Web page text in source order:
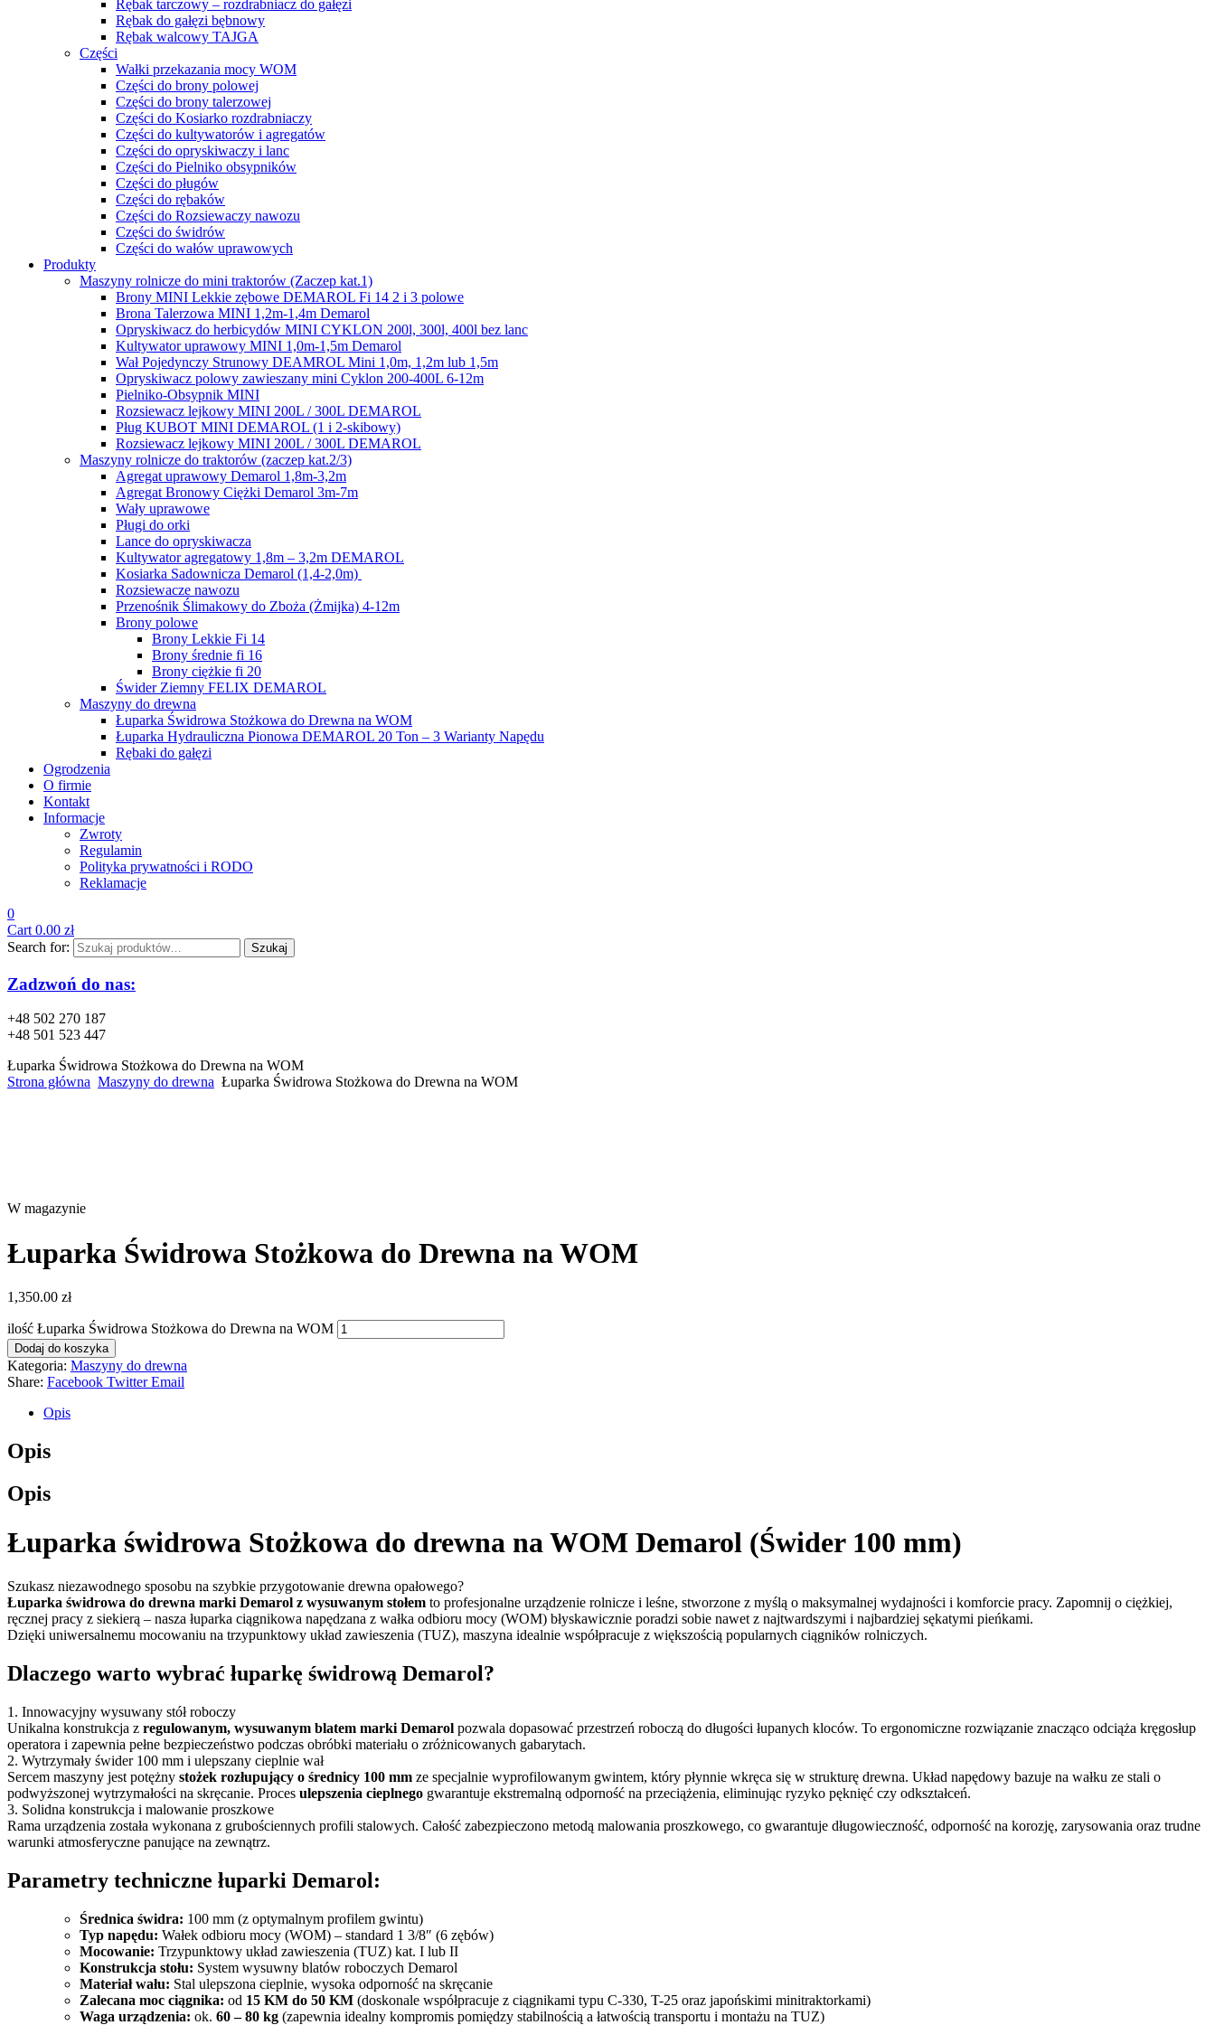
Rębak tarczowy – rozdrabniacz do gałęzi
Rębak do gałęzi bębnowy
Rębak walcowy TAJGA
Części
Wałki przekazania mocy WOM
Części do brony polowej
Części do brony talerzowej
Części do Kosiarko rozdrabniaczy
Części do kultywatorów i agregatów
Części do opryskiwaczy i lanc
Części do Pielniko obsypników
Części do pługów
Części do rębaków
Części do Rozsiewaczy nawozu
Części do świdrów
Części do wałów uprawowych
Produkty
Maszyny rolnicze do mini traktorów (Zaczep kat.1)
Brony MINI Lekkie zębowe DEMAROL Fi 14 2 i 3 polowe
Brona Talerzowa MINI 1,2m-1,4m Demarol
Opryskiwacz do herbicydów MINI CYKLON 200l, 300l, 400l bez lanc
Kultywator uprawowy MINI 1,0m-1,5m Demarol
Wał Pojedynczy Strunowy DEAMROL Mini 1,0m, 1,2m lub 1,5m
Opryskiwacz polowy zawieszany mini Cyklon 200-400L 6-12m
Pielniko-Obsypnik MINI
Rozsiewacz lejkowy MINI 200L / 300L DEMAROL
Pług KUBOT MINI DEMAROL (1 i 2-skibowy)
Rozsiewacz lejkowy MINI 200L / 300L DEMAROL
Maszyny rolnicze do traktorów (zaczep kat.2/3)
Agregat uprawowy Demarol 1,8m-3,2m
Agregat Bronowy Ciężki Demarol 3m-7m
Wały uprawowe
Pługi do orki
Lance do opryskiwacza
Kultywator agregatowy 1,8m – 3,2m DEMAROL
Kosiarka Sadownicza Demarol (1,4-2,0m)
Rozsiewacze nawozu
Przenośnik Ślimakowy do Zboża (Żmijka) 4-12m
Brony polowe
Brony Lekkie Fi 14
Brony średnie fi 16
Brony ciężkie fi 20
Świder Ziemny FELIX DEMAROL
Maszyny do drewna
Łuparka Świdrowa Stożkowa do Drewna na WOM
Łuparka Hydrauliczna Pionowa DEMAROL 20 Ton – 3 Warianty Napędu
Rębaki do gałęzi
Ogrodzenia
O firmie
Kontakt
Informacje
Zwroty
Regulamin
Polityka prywatności i RODO
Reklamacje
0
Cart 0.00 zł
Search for:
Szukaj
Zadzwoń do nas:
+48 502 270 187
+48 501 523 447
Łuparka Świdrowa Stożkowa do Drewna na WOM
Strona główna Maszyny do drewna Łuparka Świdrowa Stożkowa do Drewna na WOM
W magazynie
Łuparka Świdrowa Stożkowa do Drewna na WOM
1,350.00 zł
ilość Łuparka Świdrowa Stożkowa do Drewna na WOM
Dodaj do koszyka
Kategoria: Maszyny do drewna
Share: Facebook Twitter Email
Opis
Opis
Opis
Łuparka świdrowa Stożkowa do drewna na WOM Demarol (Świder 100 mm)
Szukasz niezawodnego sposobu na szybkie przygotowanie drewna opałowego?
Łuparka świdrowa do drewna marki Demarol z wysuwanym stołem to profesjonalne urządzenie rolnicze i leśne, stworzone z myślą o maksymalnej wydajności i komforcie pracy. Zapomnij o ciężkiej,
ręcznej pracy z siekierą – nasza łuparka ciągnikowa napędzana z wałka odbioru mocy (WOM) błyskawicznie poradzi sobie nawet z najtwardszymi i najbardziej sękatymi pieńkami.
Dzięki uniwersalnemu mocowaniu na trzypunktowy układ zawieszenia (TUZ), maszyna idealnie współpracuje z większością popularnych ciągników rolniczych.
Dlaczego warto wybrać łuparkę świdrową Demarol?
1. Innowacyjny wysuwany stół roboczy
Unikalna konstrukcja z regulowanym, wysuwanym blatem marki Demarol pozwala dopasować przestrzeń roboczą do długości łupanych kloców. To ergonomiczne rozwiązanie znacząco odciąża kręgosłup
operatora i zapewnia pełne bezpieczeństwo podczas obróbki materiału o zróżnicowanych gabarytach.
2. Wytrzymały świder 100 mm i ulepszany cieplnie wał
Sercem maszyny jest potężny stożek rozłupujący o średnicy 100 mm ze specjalnie wyprofilowanym gwintem, który płynnie wkręca się w strukturę drewna. Układ napędowy bazuje na wałku ze stali o
podwyższonej wytrzymałości na skręcanie. Proces ulepszenia cieplnego gwarantuje ekstremalną odporność na przeciążenia, eliminując ryzyko pęknięć czy odkształceń.
3. Solidna konstrukcja i malowanie proszkowe
Rama urządzenia została wykonana z grubościennych profili stalowych. Całość zabezpieczono metodą malowania proszkowego, co gwarantuje długowieczność, odporność na korozję, zarysowania oraz trudne
warunki atmosferyczne panujące na zewnątrz.
Parametry techniczne łuparki Demarol:
Średnica świdra: 100 mm (z optymalnym profilem gwintu)
Typ napędu: Wałek odbioru mocy (WOM) – standard 1 3/8″ (6 zębów)
Mocowanie: Trzypunktowy układ zawieszenia (TUZ) kat. I lub II
Konstrukcja stołu: System wysuwny blatów roboczych Demarol
Materiał wału: Stal ulepszona cieplnie, wysoka odporność na skręcanie
Zalecana moc ciągnika: od 15 KM do 50 KM (doskonale współpracuje z ciągnikami typu C-330, T-25 oraz japońskimi minitraktorkami)
Waga urządzenia: ok. 60 – 80 kg (zapewnia idealny kompromis pomiędzy stabilnością a łatwością transportu i montażu na TUZ)